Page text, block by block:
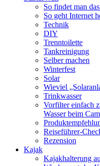
So findet man
So geht Internet
Technik
DIY
Trenntoilette
Tankreinigung
Selber machen
Winterfest
Solar
Wieviel
Trinkwasser
Vorfilter einfach
Wasser beim
Reiseführer-
Rezension
Kajak
Kajakhalterung